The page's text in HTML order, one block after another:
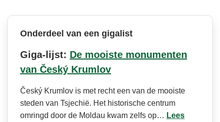
Onderdeel van een gigalist
Giga-lijst: De mooiste monumenten
van Český Krumlov
Český Krumlov is met recht een van de mooiste
steden van Tsjechië. Het historische centrum
omringd door de Moldau kwam zelfs op… Lees